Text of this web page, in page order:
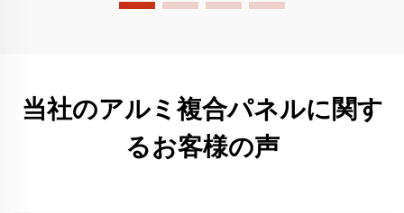
当社のアルミ複合パネルに関す
るお客様の声